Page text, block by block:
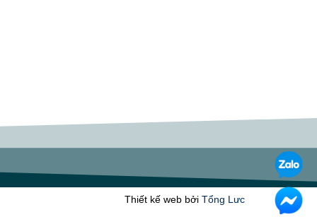
Thiết kế web bởi Tổng Lưc